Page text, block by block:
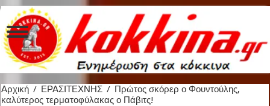
Αρχική / ΕΡΑΣΙΤΕΧΝΗΣ / Πρώτος σκόρερ ο Φουντούλης,
καλύτερος τερματοφύλακας ο Πάβιτς!